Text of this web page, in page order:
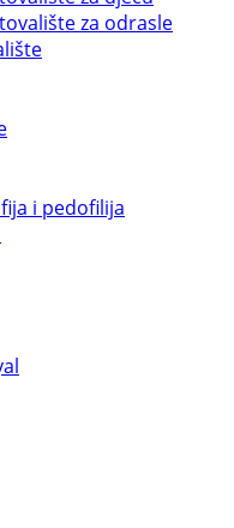
za odrasle
i pedofilija